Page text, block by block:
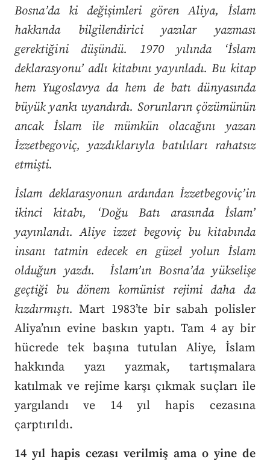
Bosna’da ki değişimleri gören Aliya, İslam
hakkında bilgilendirici yazılar yazması
gerektiğini düşündü.
1970 yılında ‘İslam
deklarasyonu’ adlı kitabını yayınladı. Bu kitap
hem Yugoslavya da hem de batı dünyasında
büyük yankı uyandırdı. Sorunların çözümünün
ancak İslam ile mümkün olacağını yazan
İzzetbegoviç, yazdıklarıyla batılıları rahatsız
etmişti.
İslam deklarasyonun ardındanİzzetbegoviç’in
ikinci kitabı, ‘Doğu Batı arasında İslam’
yayınlandı. Aliye izzet begoviç bu kitabında
insanı tatmin edecek en güzel yolun İslam
olduğun yazdı. İslam’ın Bosna’da yükselişe
geçtiği bu dönem komünist rejimi daha da
kızdırmıştı. Mart 1983’te bir sabah polisler
Aliya’nın evine baskın yaptı. Tam 4 ay bir
hücrede tek başına tutulan Aliye, İslam
hakkında yazı yazmak, tartışmalara
katılmak ve rejime karşı çıkmak suçları ile
yargılandı ve 14 yıl hapis cezasına
çarptırıldı.
14 yıl hapis cezası verilmiş ama o yine de